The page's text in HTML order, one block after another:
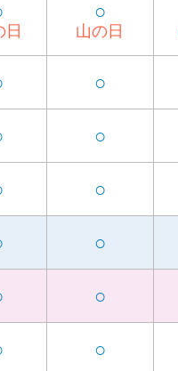
日
○
山の日
○
○
○
○
○
○